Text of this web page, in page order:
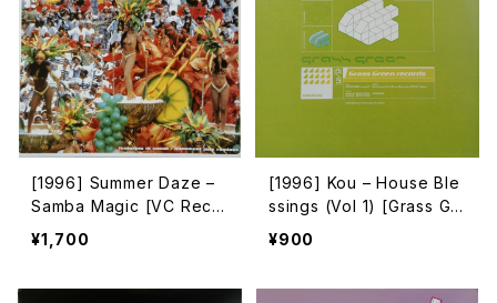
[1996] Summer Daze –
Samba Magic [VC Reco
rdings]
¥1,700
[1996] Kou – House Ble
ssings (Vol 1) [Grass Gr
een Records]
¥900